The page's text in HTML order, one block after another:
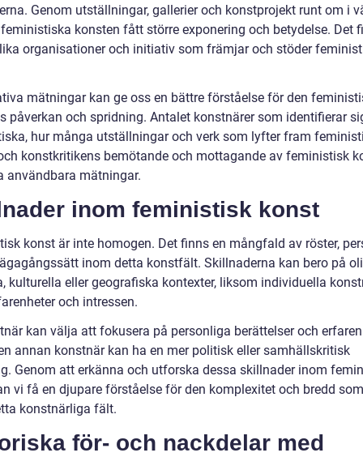
Genom utställningar, gallerier och konstprojekt runt om i
konsten fått större exponering och betydelse. Det
organisationer och initiativ som främjar och stöder
mätningar kan ge oss en bättre förståelse för den
påverkan och spridning. Antalet konstnärer som identifierar
hur många utställningar och verk som lyfter fram
konstkritikens bemötande och mottagande av feministisk
användbara mätningar.
inom feministisk konst
konst är inte homogen. Det finns en mångfald av röster,
inom detta konstfält. Skillnaderna kan bero på
kulturella eller geografiska kontexter, liksom individuella
och intressen.
kan välja att fokusera på personliga berättelser och
annan konstnär kan ha en mer politisk eller samhällskritisk
Genom att erkänna och utforska dessa skillnader inom
vi få en djupare förståelse för den komplexitet och bredd
konstnärliga fält.
för- och nackdelar med